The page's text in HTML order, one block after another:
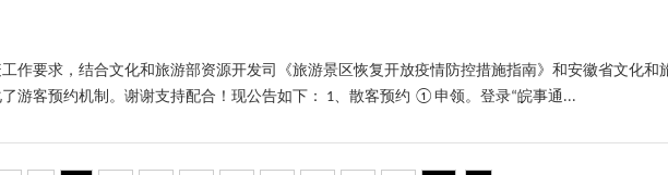
作要求，结合文化和旅游部资源开发司《旅游景区恢复开放疫情防控措施指南》和安徽省文化和
游客预约机制。谢谢支持配合！现公告如下： 1、散客预约 ①申领。登录“皖事通...